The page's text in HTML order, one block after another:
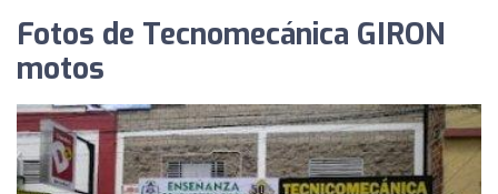
Fotos de Tecnomecánica GIRON
motos